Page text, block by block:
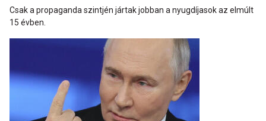
Csak a propaganda szintjén jártak jobban a nyugdíjasok az elmúlt
15 évben.